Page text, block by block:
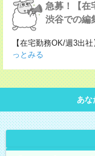
急募！【在
渋谷での編
【在宅勤務OK/週3出
っとみる
あな